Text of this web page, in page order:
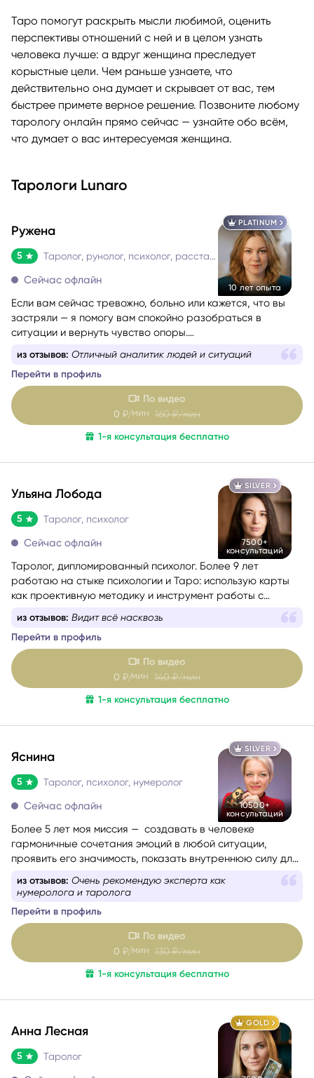
Таро помогут раскрыть мысли любимой, оценить
перспективы отношений с ней и в целом узнать
человека лучше: а вдруг женщина преследует
корыстные цели. Чем раньше узнаете, что
действительно она думает и скрывает от вас, тем
быстрее примете верное решение. Позвоните любому
тарологу онлайн прямо сейчас — узнайте обо всём,
что думает о вас интересуемая женщина.
Тарологи Lunaro
PLATINUM
10 лет опыта
Ружена
5 Таролог, рунолог, психолог, расстановщик
Сейчас офлайн
Если вам сейчас тревожно, больно или кажется, что вы
застряли — я помогу вам спокойно разобраться в
ситуации и вернуть чувство опоры.
осуждённой. Я мягко и бережно проведу вас через
сложные эмоции, помогу увидеть перспективу и найти
решение, которое принесёт облегчение.
из отзывов: Отличный аналитик людей и ситуаций
Перейти в профиль
По видео
0 ₽/мин 160 ₽/мин
1-я консультация бесплатно
SILVER
7500+
консультаций
Ульяна Лобода
5 Таролог, психолог
Сейчас офлайн
Таролог, дипломированный психолог. Более 9 лет
работаю на стыке психологии и Таро: использую карты
как проективную методику и инструмент работы с
из отзывов: Видит всё насквозь
Перейти в профиль
По видео
0 ₽/мин140 ₽/мин
1-я консультация бесплатно
SILVER
10500+
консультаций
Яснина
5 Таролог, психолог, нумеролог
Сейчас офлайн
Более 5 лет моя миссия — создавать в человеке
гармоничные сочетания эмоций в любой ситуации,
проявить его значимость, показать внутреннюю силу для
самопомощи, сбалансировать энергии в зависимости от
ситуации.
из отзывов: Очень рекомендую эксперта как
нумеролога и таролога
Перейти в профиль
По видео
0 ₽/мин 130 ₽/мин
1-я консультация бесплатно
GOLD
Анна Лесная
5 Таролог